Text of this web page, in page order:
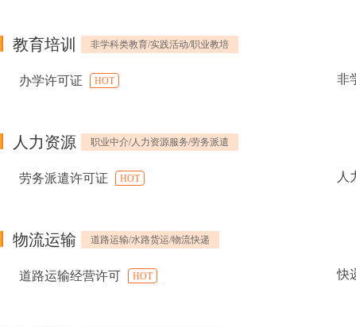
教育培训 非学科类教育/实践活动/职业教培
办学许可证 HOT 非
人力资源 职业中介/人力资源服务/劳务派遣
劳务派遣许可证 HOT 人
物流运输 道路运输/水路货运/物流快递
道路运输经营许可 HOT 快